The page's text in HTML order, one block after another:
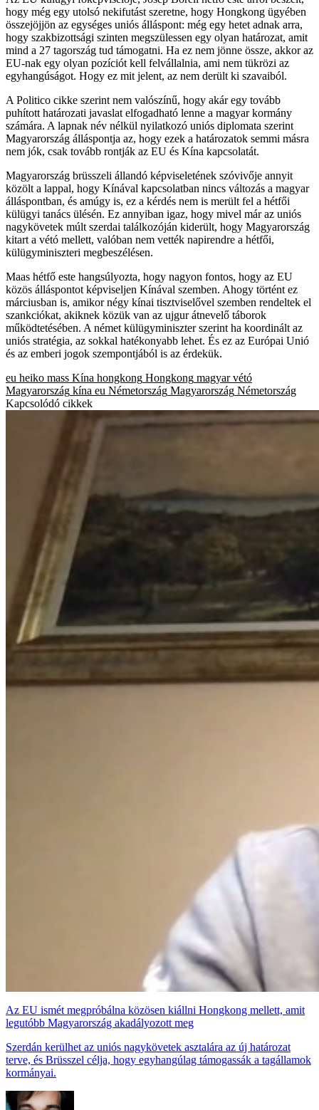
hogy még egy utolsó nekifutást szeretne, hogy Hongkong ügyében
összejöjjön az egységes uniós álláspont: még egy hetet adnak arra,
hogy szakbizottsági szinten megszülessen egy olyan határozat, amit
mind a 27 tagország tud támogatni. Ha ez nem jönne össze, akkor az
EU-nak egy olyan pozíciót kell felvállalnia, ami nem tükrözi az
egyhangúságot. Hogy ez mit jelent, az nem derült ki szavaiból.
A Politico cikke szerint nem valószínű, hogy akár egy tovább
puhított határozati javaslat elfogadható lenne a magyar kormány
számára. A lapnak név nélkül nyilatkozó uniós diplomata szerint
Magyarország álláspontja az, hogy ezek a határozatok semmi másra
nem jók, csak tovább rontják az EU és Kína kapcsolatát.
Magyarország brüsszeli állandó képviseletének szóvivője annyit
közölt a lappal, hogy Kínával kapcsolatban nincs változás a magyar
álláspontban, és amúgy is, ez a kérdés nem is merült fel a hétfői
külügyi tanács ülésén. Ez annyiban igaz, hogy mivel már az uniós
nagykövetek múlt szerdai találkozóján kiderült, hogy Magyarország
kitart a vétó mellett, valóban nem vették napirendre a hétfői,
külügyminiszteri megbeszélésen.
Maas hétfő este hangsúlyozta, hogy nagyon fontos, hogy az EU
közös álláspontot képviseljen Kínával szemben. Ahogy történt ez
márciusban is, amikor négy kínai tisztviselővel szemben rendeltek el
szankciókat, akiknek közük van az ujgur átnevelő táborok
működtetésében. A német külügyminiszter szerint ha koordinált az
uniós stratégia, az sokkal hatékonyabb lehet. És ez az Európai Unió
és az emberi jogok szempontjából is az érdekük.
eu heiko mass Kína hongkong Hongkong magyar vétó
Magyarország kína eu Németország Magyarország Németország
Kapcsolódó cikkek
Az EU ismét megpróbálna közösen kiállni Hongkong mellett, amit
legutóbb Magyarország akadályozott meg
Szerdán kerülhet az uniós nagykövetek asztalára az új határozat
terve, és Brüsszel célja, hogy egyhangúlag támogassák a tagállamok
kormányai.